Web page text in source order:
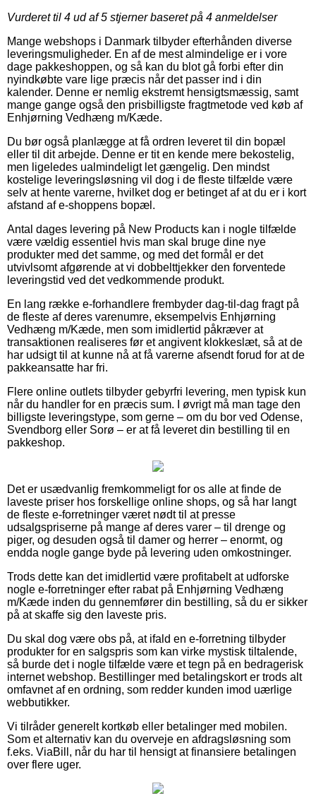
Vurderet til 4 ud af 5 stjerner baseret på 4 anmeldelser
Mange webshops i Danmark tilbyder efterhånden diverse
leveringsmuligheder. En af de mest almindelige er i vore
dage pakkeshoppen, og så kan du blot gå forbi efter din
nyindkøbte vare lige præcis når det passer ind i din
kalender. Denne er nemlig ekstremt hensigtsmæssig, samt
mange gange også den prisbilligste fragtmetode ved køb af
Enhjørning Vedhæng m/Kæde.
Du bør også planlægge at få ordren leveret til din bopæl
eller til dit arbejde. Denne er tit en kende mere bekostelig,
men ligeledes ualmindeligt let gængelig. Den mindst
kostelige leveringsløsning vil dog i de fleste tilfælde være
selv at hente varerne, hvilket dog er betinget af at du er i kort
afstand af e-shoppens bopæl.
Antal dages levering på New Products kan i nogle tilfælde
være vældig essentiel hvis man skal bruge dine nye
produkter med det samme, og med det formål er det
utvivlsomt afgørende at vi dobbelttjekker den forventede
leveringstid ved det vedkommende produkt.
En lang række e-forhandlere frembyder dag-til-dag fragt på
de fleste af deres varenumre, eksempelvis Enhjørning
Vedhæng m/Kæde, men som imidlertid påkræver at
transaktionen realiseres før et angivent klokkeslæt, så at de
har udsigt til at kunne nå at få varerne afsendt forud for at de
pakkeansatte har fri.
Flere online outlets tilbyder gebyrfri levering, men typisk kun
når du handler for en præcis sum. I øvrigt må man tage den
billigste leveringstype, som gerne – om du bor ved Odense,
Svendborg eller Sorø – er at få leveret din bestilling til en
pakkeshop.
Det er usædvanlig fremkommeligt for os alle at finde de
laveste priser hos forskellige online shops, og så har langt
de fleste e-forretninger været nødt til at presse
udsalgspriserne på mange af deres varer – til drenge og
piger, og desuden også til damer og herrer – enormt, og
endda nogle gange byde på levering uden omkostninger.
Trods dette kan det imidlertid være profitabelt at udforske
nogle e-forretninger efter rabat på Enhjørning Vedhæng
m/Kæde inden du gennemfører din bestilling, så du er sikker
på at skaffe sig den laveste pris.
Du skal dog være obs på, at ifald en e-forretning tilbyder
produkter for en salgspris som kan virke mystisk tiltalende,
så burde det i nogle tilfælde være et tegn på en bedragerisk
internet webshop. Bestillinger med betalingskort er trods alt
omfavnet af en ordning, som redder kunden imod uærlige
webbutikker.
Vi tilråder generelt kortkøb eller betalinger med mobilen.
Som et alternativ kan du overveje en afdragsløsning som
f.eks. ViaBill, når du har til hensigt at finansiere betalingen
over flere uger.